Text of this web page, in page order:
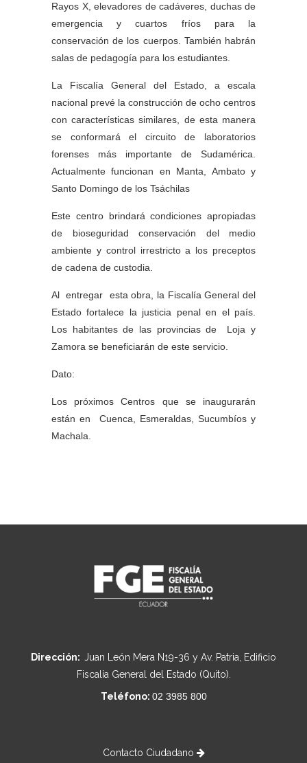
Rayos X, elevadores de cadáveres, duchas de
emergencia y cuartos fríos para la
conservación de los cuerpos. También habrán
salas de pedagogía para los estudiantes.
La Fiscalía General del Estado, a escala
nacional prevé la construcción de ocho centros
con características similares, de esta manera
se conformará el circuito de laboratorios
forenses más importante de Sudamérica.
Actualmente funcionan en Manta, Ambato y
Santo Domingo de los Tsáchilas
Este centro brindará condiciones apropiadas
de bioseguridad conservación del medio
ambiente y control irrestricto a los preceptos
de cadena de custodia.
Al entregar esta obra, la Fiscalía General del
Estado fortalece la justicia penal en el país.
Los habitantes de las provincias de Loja y
Zamora se beneficiarán de este servicio.
Dato:
Los próximos Centros que se inaugurarán
están en Cuenca, Esmeraldas, Sucumbíos y
Machala.
Dirección: Juan León Mera N19-36 y Av. Patria, Edificio
Fiscalía General del Estado (Quito).
Teléfono: 02 3985 800
Contacto Ciudadano